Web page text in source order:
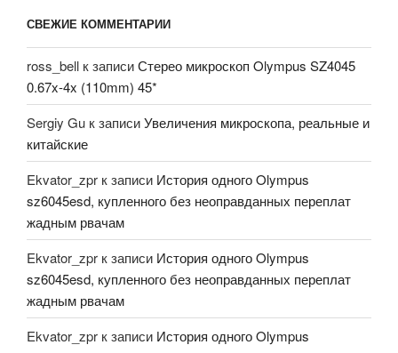
СВЕЖИЕ КОММЕНТАРИИ
ross_bell к записиСтерео микроскоп Olympus SZ4045
0.67x-4x (110mm) 45*
Sergiy Gu к записиУвеличения микроскопа, реальные и
китайские
Ekvator_zpr к записи История одного Olympus
sz6045esd, купленного без неоправданных переплат
жадным рвачам
Ekvator_zpr к записи История одного Olympus
sz6045esd, купленного без неоправданных переплат
жадным рвачам
Ekvator_zpr к записи История одного Olympus